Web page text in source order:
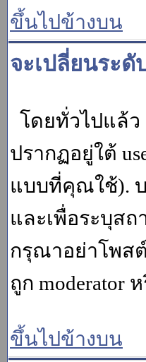
ขึ้นไปข้างบน
จะเปลี่ยนระดั
โดยทั่วไปแล้
ปรากฏอยู่ใต้
แบบที่คุณใช้).
และเพื่อระบุสถ
กรุณาอย่าโพส
ถูก moderator
ขึ้นไปข้างบน